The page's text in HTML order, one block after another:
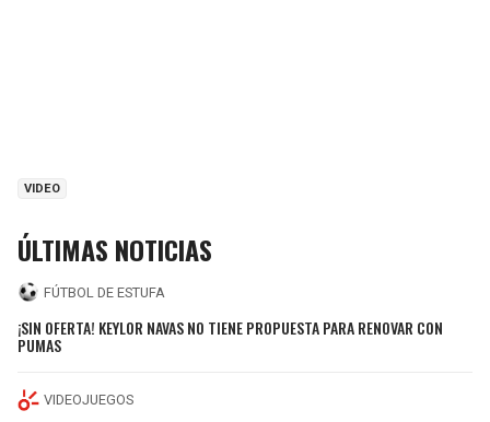
VIDEO
ÚLTIMAS NOTICIAS
FÚTBOL DE ESTUFA
¡SIN OFERTA! KEYLOR NAVAS NO TIENE PROPUESTA PARA RENOVAR CON
PUMAS
VIDEOJUEGOS